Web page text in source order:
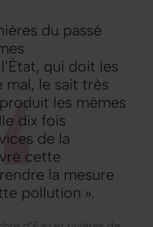
du passé
qui doit les
le sait très
les mêmes
dix fois
de la
cette
la mesure
pollution ».